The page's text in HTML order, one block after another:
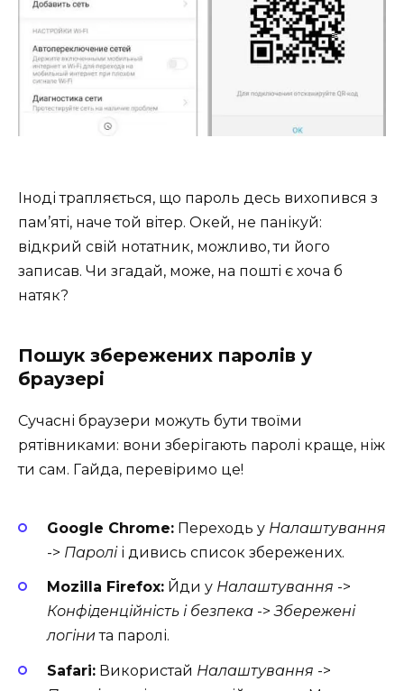
Іноді трапляється, що пароль десь вихопився з
пам’яті, наче той вітер. Окей, не панікуй:
відкрий свій нотатник, можливо, ти його
записав. Чи згадай, може, на пошті є хоча б
натяк?
Пошук збережених паролів у
браузері
Сучасні браузери можуть бути твоїми
рятівниками: вони зберігають паролі краще, ніж
ти сам. Гайда, перевіримо це!
Google Chrome: Переходь у Налаштування
-> Пароліі дивись список збережених.
Mozilla Firefox: Йди у Налаштування ->
Конфіденційність і безпека ->Збережені
логінита паролі.
Safari: Використай Налаштування ->